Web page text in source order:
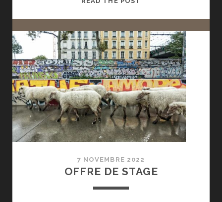
BILAN
7 NOVEMBRE 2022
OFFRE DE STAGE